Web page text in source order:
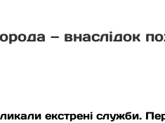
— внаслідок
екстрені служби.